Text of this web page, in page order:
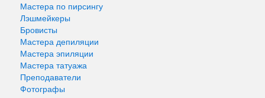
Мастера по пирсингу
Лэшмейкеры
Бровисты
Мастера депиляции
Мастера эпиляции
Мастера татуажа
Преподаватели
Фотографы